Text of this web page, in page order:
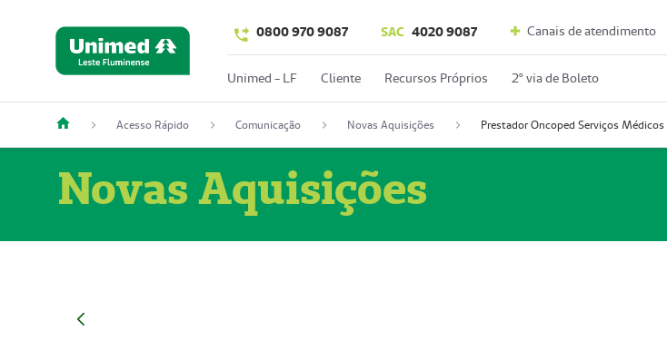
0800 970 9087 SAC 4020 9087 Canais de atendimento
Unimed - LF Cliente Recursos Próprios 2º via de Boleto
Acesso Rápido Comunicação Novas Aquisições
Novas Aquisições